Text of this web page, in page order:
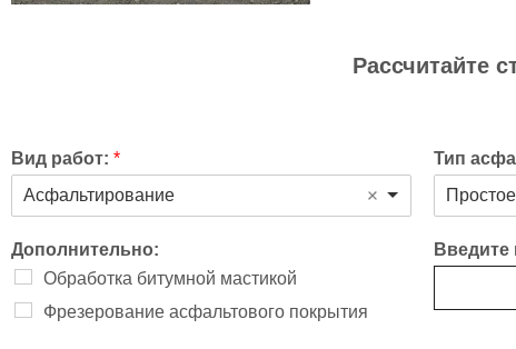
Рассчитайте
Вид работ: *
Асфальтирование
Дополнительно:
Обработка битумной мастикой
Фрезерование асфальтового покрытия
Тип